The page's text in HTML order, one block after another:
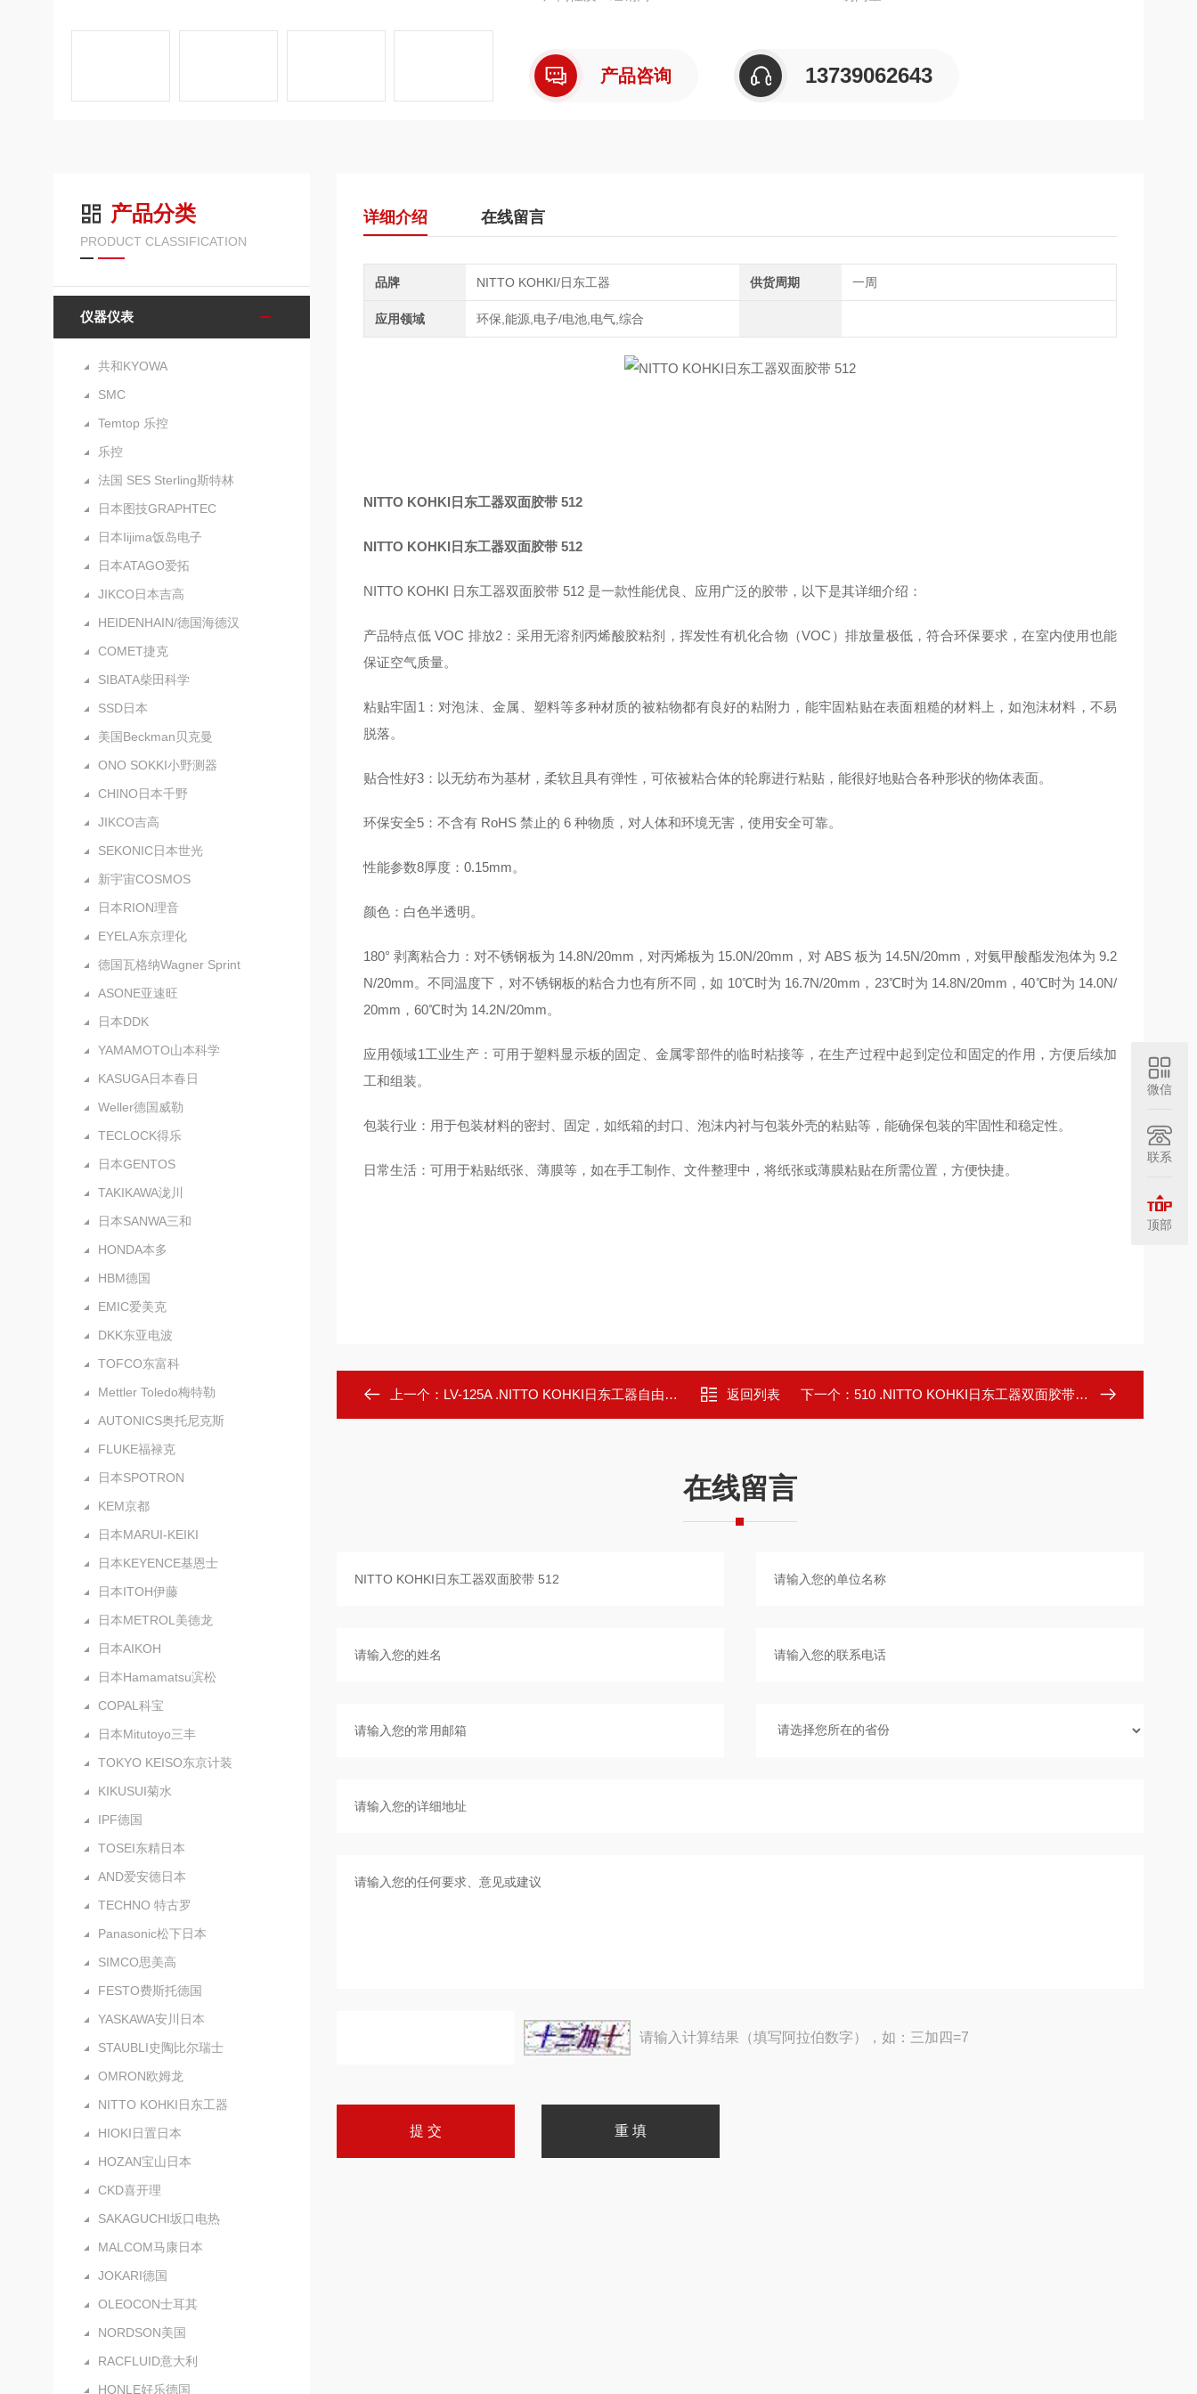
产品咨询 13739062643
产品分类
PRODUCT CLASSIFICATION
仪器仪表
共和KYOWA
SMC
Temtop 乐控
乐控
法国 SES Sterling斯特林
日本图技GRAPHTEC
日本Iijima饭岛电子
日本ATAGO爱拓
JIKCO日本吉高
HEIDENHAIN/德国海德汉
COMET捷克
SIBATA柴田科学
SSD日本
美国Beckman贝克曼
ONO SOKKI小野测器
CHINO日本千野
JIKCO吉高
SEKONIC日本世光
新宇宙COSMOS
日本RION理音
EYELA东京理化
德国瓦格纳Wagner Sprint
ASONE亚速旺
日本DDK
YAMAMOTO山本科学
KASUGA日本春日
Weller德国威勒
TECLOCK得乐
日本GENTOS
TAKIKAWA泷川
日本SANWA三和
HONDA本多
HBM德国
EMIC爱美克
DKK东亚电波
TOFCO东富科
Mettler Toledo梅特勒
AUTONICS奥托尼克斯
FLUKE福禄克
日本SPOTRON
KEM京都
日本MARUI-KEIKI
日本KEYENCE基恩士
日本ITOH伊藤
日本METROL美德龙
日本AIKOH
日本Hamamatsu滨松
COPAL科宝
日本Mitutoyo三丰
TOKYO KEISO东京计装
KIKUSUI菊水
IPF德国
TOSEI东精日本
AND爱安德日本
TECHNO 特古罗
Panasonic松下日本
SIMCO思美高
FESTO费斯托德国
YASKAWA安川日本
STAUBLI史陶比尔瑞士
OMRON欧姆龙
NITTO KOHKI日东工器
HIOKI日置日本
HOZAN宝山日本
CKD喜开理
SAKAGUCHI坂口电热
MALCOM马康日本
JOKARI德国
OLEOCON士耳其
NORDSON美国
RACFLUID意大利
HONLE好乐德国
详细介绍 在线留言
品牌 NITTO KOHKI/日东工器 供货周期 一周
应用领域 环保,能源,电子/电池,电气,综合
NITTO KOHKI日东工器双面胶带 512
NITTO KOHKI日东工器双面胶带 512
NITTO KOHKI 日东工器双面胶带 512 是一款性能优良、应用广泛的胶带，以下是其详细介绍：
产品特点低 VOC 排放2：采用无溶剂丙烯酸胶粘剂，挥发性有机化合物（VOC）排放量极低，符合环保要求，在室内使用也能
保证空气质量。
粘贴牢固1：对泡沫、金属、塑料等多种材质的被粘物都有良好的粘附力，能牢固粘贴在表面粗糙的材料上，如泡沫材料，不易
脱落。
贴合性好3：以无纺布为基材，柔软且具有弹性，可依被粘合体的轮廓进行粘贴，能很好地贴合各种形状的物体表面。
环保安全5：不含有 RoHS 禁止的 6 种物质，对人体和环境无害，使用安全可靠。
性能参数8厚度：0.15mm。
颜色：白色半透明。
180° 剥离粘合力：对不锈钢板为 14.8N/20mm，对丙烯板为 15.0N/20mm，对 ABS 板为 14.5N/20mm，对氨甲酸酯发泡体为 9.2
N/20mm。不同温度下，对不锈钢板的粘合力也有所不同，如 10℃时为 16.7N/20mm，23℃时为 14.8N/20mm，40℃时为 14.0N/
20mm，60℃时为 14.2N/20mm。
应用领域1工业生产：可用于塑料显示板的固定、金属零部件的临时粘接等，在生产过程中起到定位和固定的作用，方便后续加
工和组装。
包装行业：用于包装材料的密封、固定，如纸箱的封口、泡沫内衬与包装外壳的粘贴等，能确保包装的牢固性和稳定性。
日常生活：可用于粘贴纸张、薄膜等，如在手工制作、文件整理中，将纸张或薄膜粘贴在所需位置，方便快捷。
上一个： LV-125A .NITTO KOHKI日东工器自由活塞真空泵LV-125A 返回列表 下一个： 510 .NITTO KOHKI日东工器双面胶带 510
在线留言
请输入计算结果（填写阿拉伯数字），如：三加四=7
微信
联系
顶部